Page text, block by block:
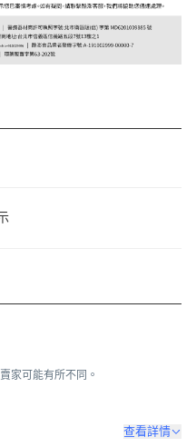
家可能有所不同。
查看詳情